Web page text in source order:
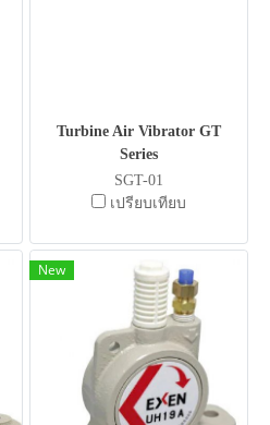
Turbine Air Vibrator GT
Series
SGT-01
เปรียบเทียบ
New